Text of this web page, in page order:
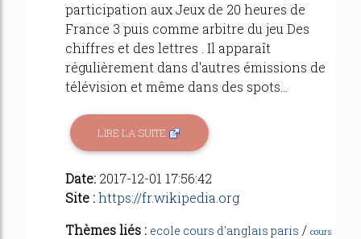
participation aux Jeux de 20 heures de
France 3 puis comme arbitre du jeu Des
chiffres et des lettres . Il apparaît
régulièrement dans d'autres émissions de
télévision et même dans des spots...
LIRE LA SUITE
Date: 2017-12-01 17:56:42
Site :https://fr.wikipedia.org
Thèmes liés : ecole cours d'anglais paris / cours